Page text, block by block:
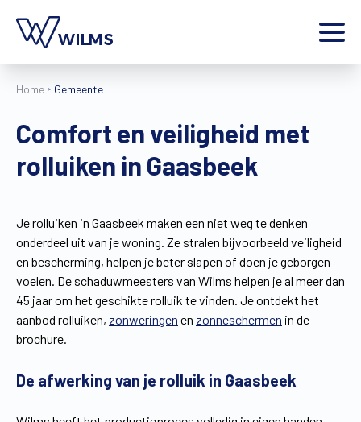
Vind een verdeler Offerte op maat
Gratis brochure
Home
Producten
Contact
Extra
Wilms World
NL
Home Gemeente
Comfort en veiligheid met
rolluiken in Gaasbeek
Je rolluiken in Gaasbeek maken een niet weg te denken
onderdeel uit van je woning. Ze stralen bijvoorbeeld veiligheid
en bescherming, helpen je beter slapen of doen je geborgen
voelen. De schaduwmeesters van Wilms helpen je al meer dan
45 jaar om het geschikte rolluik te vinden. Je ontdekt het
aanbod rolluiken, zonweringen en zonneschermen in de
brochure.
De afwerking van je rolluik in Gaasbeek